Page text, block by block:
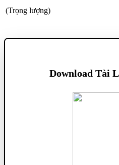
(Trọng lượng)
Download Tài